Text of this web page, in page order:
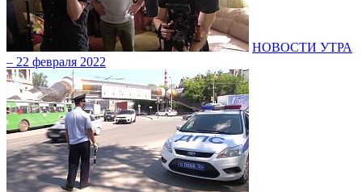
НОВОСТИ УТРА
– 22 февраля 2022